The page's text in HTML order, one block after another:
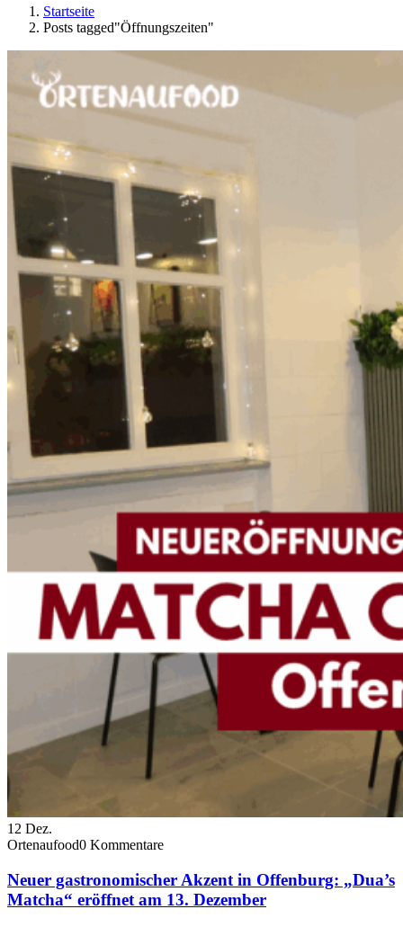
Startseite
Posts tagged"Öffnungszeiten"
12 Dez.
Ortenaufood0 Kommentare
Neuer gastronomischer Akzent in Offenburg: „Dua’s
Matcha“ eröffnet am 13. Dezember